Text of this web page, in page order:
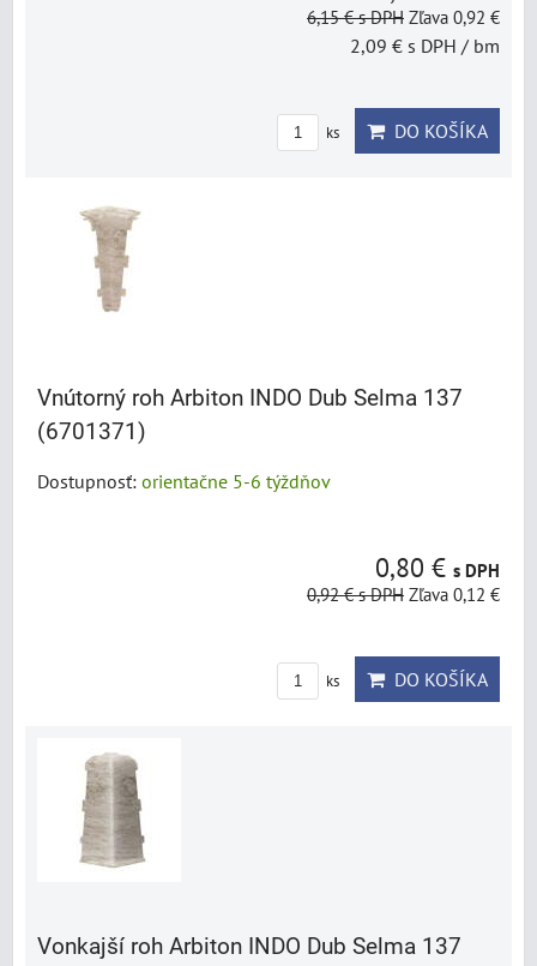
6,15 €s DPH Zľava 0,92 €
2,09 € s DPH / bm
ks DO KOŠÍKA
Vnútorný roh Arbiton INDO Dub Selma 137
(6701371)
Dostupnosť: orientačne 5-6 týždňov
0,80 € s DPH
0,92 €s DPH Zľava 0,12 €
ks DO KOŠÍKA
Vonkajší roh Arbiton INDO Dub Selma 137